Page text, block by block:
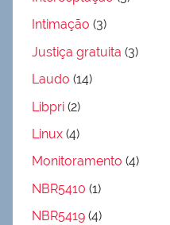
Intimação (3)
Justiça gratuita (3)
Laudo (14)
Libpri (2)
Linux (4)
Monitoramento (4)
NBR5410 (1)
NBR5419 (4)